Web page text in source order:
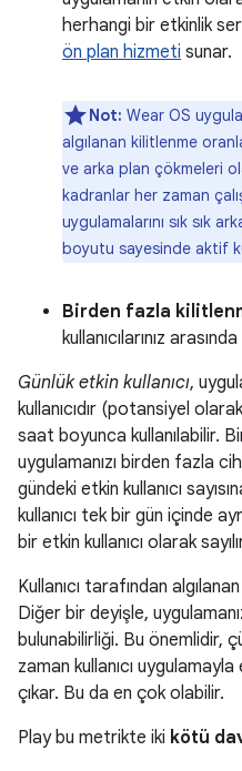
herhangi bir etkinlik
ön plan hizmeti sunar.
Not: Wear OS
algılanan kilitlenme
ve arka plan çökmeleri
kadranlar her zaman
uygulamalarını sık sık
boyutu sayesinde aktif
Birden fazla
kullanıcılarınız
Günlük etkin kullanıcı,
kullanıcıdır (potansiyel
saat boyunca kullanılabilir.
uygulamanızı birden fazla
gündeki etkin kullanıcı
kullanıcı tek bir gün içinde
bir etkin kullanıcı olarak
Kullanıcı tarafından
Diğer bir deyişle,
bulunabilirliği. Bu önemlidir,
zaman kullanıcı
çıkar. Bu da en çok olabilir.
Play bu metrikte iki kötü